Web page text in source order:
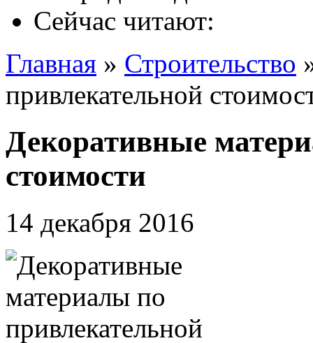
Сейчас читают:
Главная » Строительство
привлекательной
Декоративные
стоимости
14 декабря 2016